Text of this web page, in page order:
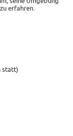
erfahren.
statt)